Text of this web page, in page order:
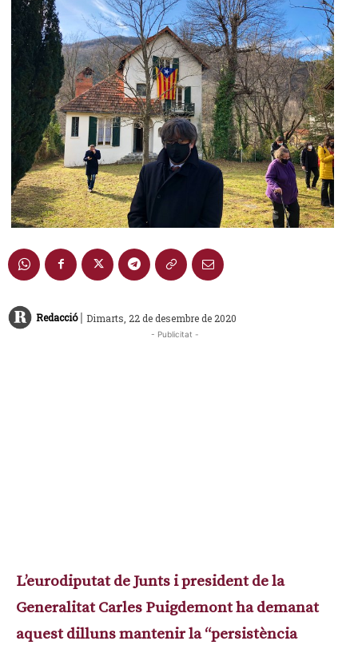
Redacció | Dimarts, 22 de desembre de 2020
- Publicitat -
L’eurodiputat de Junts i president de la
Generalitat Carles Puigdemont ha demanat
aquest dilluns mantenir la “persistència